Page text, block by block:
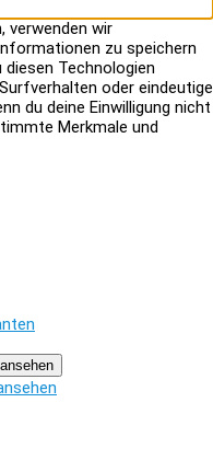
verwenden wir
zu speichern
Technologien
oder eindeutige
du deine Einwilligung nicht
Merkmale und